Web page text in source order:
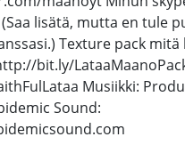
lisätä, mutta en tule
Texture pack mitä
bit.ly/
Musiikki:
Sound: